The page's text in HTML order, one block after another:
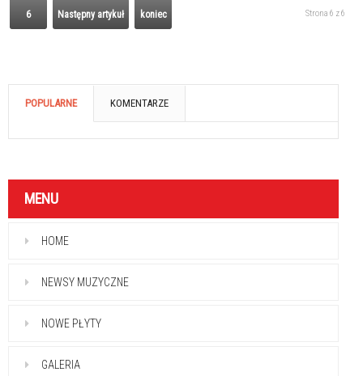
6 Następny artykuł koniec Strona 6 z 6
POPULARNE KOMENTARZE
MENU
HOME
NEWSY MUZYCZNE
NOWE PŁYTY
GALERIA